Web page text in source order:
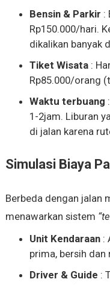
Bensin & Parkir :
Rp150.000/hari.
dikalikan banyak
Tiket Wisata:
Rp85.000/orang
Waktu terbuang
1-2jam. Liburan
di jalan karena
Simulasi Biaya
Berbeda dengan jalan
menawarkan sistem
Unit Kendaraan:
prima, bersih dan
Driver & Guide :